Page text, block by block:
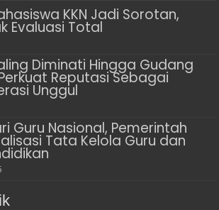
KKN Jadi Sorotan,
Evaluasi Total
Diminati Hingga Gudang
Reputasi Sebagai
Unggul
Guru Nasional, Pemerintah
Tata Kelola Guru dan